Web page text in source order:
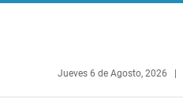
Jueves 6 de Agosto, 2026